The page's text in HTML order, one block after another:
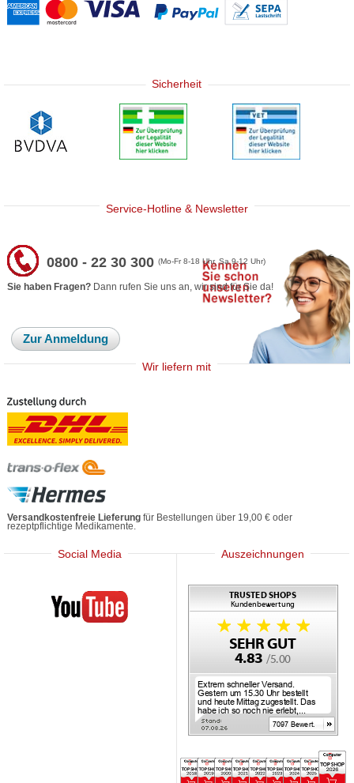
Sicherheit
Service-Hotline & Newsletter
0800 - 22 30 300(Mo-Fr 8-18 Uhr, Sa 9-12 Uhr)
Sie haben Fragen? Dann rufen Sie uns an, wir sind für Sie da!
Zur Anmeldung
Wir liefern mit
Versandkostenfreie Lieferung für Bestellungen über 19,00 € oder
rezeptpflichtige Medikamente.
Social Media
Mediherz
Auszeichnungen